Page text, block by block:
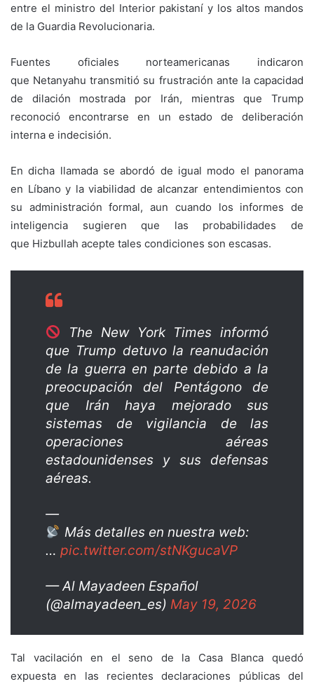
entre el ministro del Interior pakistaní y los altos mandos
de la Guardia Revolucionaria.
Fuentes oficiales norteamericanas indicaron
que Netanyahu transmitió su frustración ante la capacidad
de dilación mostrada por Irán, mientras que Trump
reconoció encontrarse en un estado de deliberación
interna e indecisión.
En dicha llamada se abordó de igual modo el panorama
en Líbano y la viabilidad de alcanzar entendimientos con
su administración formal, aun cuando los informes de
inteligencia sugieren que las probabilidades de
que Hizbullah acepte tales condiciones son escasas.
The New York Times informó
que Trump detuvo la reanudación
de la guerra en parte debido a la
preocupación del Pentágono de
que Irán haya mejorado sus
sistemas de vigilancia de las
operaciones aéreas
estadounidenses y sus defensas
aéreas.
—
Más detalles en nuestra web:
… pic.twitter.com/stNKgucaVP
— Al Mayadeen Español
(@almayadeen_es) May 19, 2026
Tal vacilación en el seno de la Casa Blanca quedó
expuesta en las recientes declaraciones públicas del